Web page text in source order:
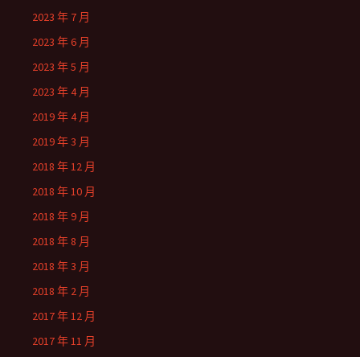
2023 年 7 月
2023 年 6 月
2023 年 5 月
2023 年 4 月
2019 年 4 月
2019 年 3 月
2018 年 12 月
2018 年 10 月
2018 年 9 月
2018 年 8 月
2018 年 3 月
2018 年 2 月
2017 年 12 月
2017 年 11 月